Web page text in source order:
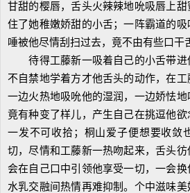
甘甜的樱唇，舌头火辣辣地吮吸唇上
住了她稚嫩娇甜的小舌；一阵霸道的
唾被他尽情刮扫过去，竟不由有些口干
待得工藤新一吸着自己的小舌带进
不自禁地学着方才他舌头的动作，在工
一边火热地吸吮他的湿润，一边娇怯地
竟有种变了样儿，产生自己在挑逗他
一发不可收拾；桐山爱子便想要收敛
切，尽情和工藤新一热吻起来，舌头
会在自己口中引领他享受一切，一会换
水乳交融间热情再难抑制。个中滋味美